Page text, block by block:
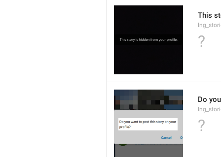
This
?
Do
?